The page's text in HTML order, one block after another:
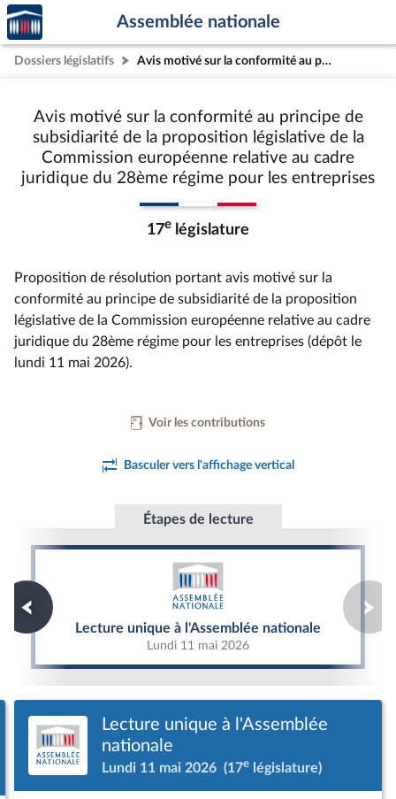
Aller au contenu
Aller en bas de la page
Accèder
à la
page
d'accueil
Assemblée nationale
Dossiers législatifs Avis motivé sur la conformité au principe de subsidiarité de la proposition législative de la Commission européenne relative au cadre juridique du 28ème régime pour les entreprises
Avis motivé sur la conformité au principe de
subsidiarité de la proposition législative de la
Commission européenne relative au cadre
juridique du 28ème régime pour les entreprises
17e législature
Proposition de résolution portant avis motivé sur la
conformité au principe de subsidiarité de la proposition
législative de la Commission européenne relative au cadre
juridique du 28ème régime pour les entreprises (dépôt le
lundi 11 mai 2026).
Voir les contributions
Basculer vers l'affichage vertical
Étapes de lecture
Lecture unique à l'Assemblée nationale
Lundi 11 mai 2026
Lecture unique à l'Assemblée nationale
Lecture unique à l'Assemblée
nationale
Lundi 11 mai 2026 (17elégislature)